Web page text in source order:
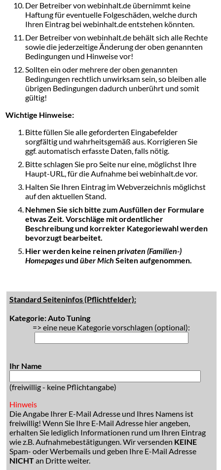
Der Betreiber von webinhalt.de übernimmt keine
Haftung für eventuelle Folgeschäden, welche durch
Ihren Eintrag bei webinhalt.de entstehen könnten.
Der Betreiber von webinhalt.de behält sich alle Rechte
sowie die jederzeitige Änderung der oben genannten
Bedingungen und Hinweise vor!
Sollten ein oder mehrere der oben genannten
Bedingungen rechtlich unwirksam sein, so bleiben alle
übrigen Bedingungen dadurch unberührt und somit
gültig!
Wichtige Hinweise:
Bitte füllen Sie alle geforderten Eingabefelder
sorgfältig und wahrheitsgemäß aus. Korrigieren Sie
ggf. automatisch erfasste Daten, falls nötig.
Bitte schlagen Sie pro Seite nur eine, möglichst Ihre
Haupt-URL, für die Aufnahme bei webinhalt.de vor.
Halten Sie Ihren Eintrag im Webverzeichnis möglichst
auf den aktuellen Stand.
Nehmen Sie sich bitte zum Ausfüllen der Formulare
etwas Zeit. Vorschläge mit ordentlicher
Beschreibung und korrekter Kategoriewahl werden
bevorzugt bearbeitet.
Hier werden keine reinenprivaten (Familien-)
Homepagesund über Mich Seiten aufgenommen.
Standard Seiteninfos (Pflichtfelder):
Kategorie: Auto Tuning
=> eine neue Kategorie vorschlagen (optional):
Ihr Name
(freiwillig - keine Pflichtangabe)
Hinweis
Die Angabe Ihrer E-Mail Adresse und Ihres Namens ist
freiwillig! Wenn Sie Ihre E-Mail Adresse hier angeben,
erhalten Sie lediglich Informationen rund um Ihren Eintrag
wie z.B. Aufnahmebestätigungen. Wir versenden KEINE
Spam- oder Werbemails und geben Ihre E-Mail Adresse
NICHTan Dritte weiter.